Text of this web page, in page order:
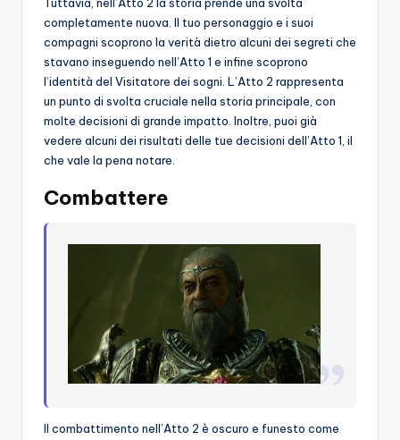
completamente nuova. Il tuo personaggio e i suoi
compagni scoprono la verità dietro alcuni dei segreti che
stavano inseguendo nell’Atto 1 e infine scoprono
l’identità del Visitatore dei sogni. L’Atto 2 rappresenta
un punto di svolta cruciale nella storia principale, con
molte decisioni di grande impatto. Inoltre, puoi già
vedere alcuni dei risultati delle tue decisioni dell’Atto 1, il
che vale la pena notare.
Combattere
Il combattimento nell’Atto 2 è oscuro e funesto come